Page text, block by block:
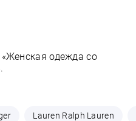
одежда со
Lauren Ralph Lauren